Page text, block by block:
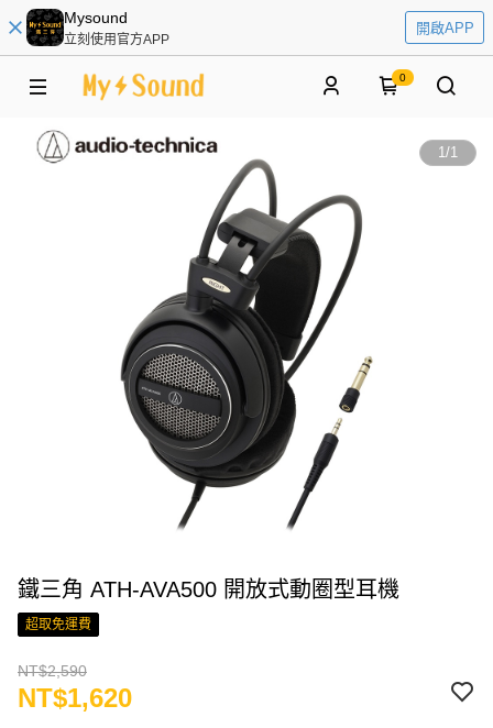
Mysound
立刻使用官方APP
開啟APP
0
1/1
鐵三角 ATH-AVA500 開放式動圈型耳機
超取免運費
NT$2,590
NT$1,620